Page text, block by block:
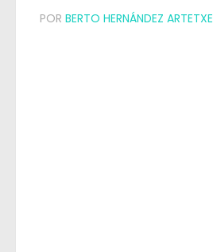
POR BERTO HERNÁNDEZ ARTETXE